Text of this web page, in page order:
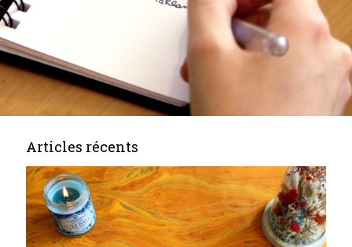
Articles récents